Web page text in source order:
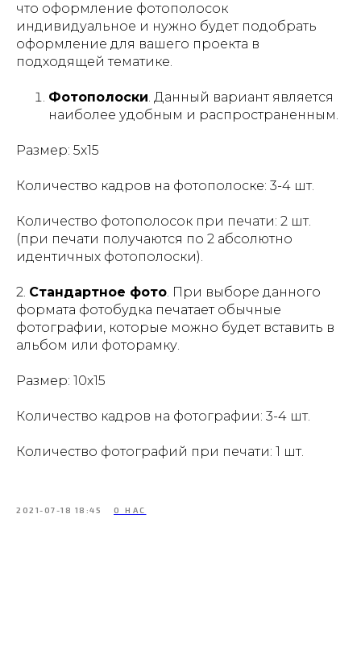
что оформление фотополосок
индивидуальное и нужно будет подобрать
оформление для вашего проекта в
подходящей тематике.
Фотополоски. Данный вариант является
наиболее удобным и распространенным.
Размер: 5х15
Количество кадров на фотополоске: 3-4 шт.
Количество фотополосок при печати: 2 шт.
(при печати получаются по 2 абсолютно
идентичных фотополоски).
2. Стандартное фото. При выборе данного
формата фотобудка печатает обычные
фотографии, которые можно будет вставить в
альбом или фоторамку.
Размер: 10х15
Количество кадров на фотографии: 3-4 шт.
Количество фотографий при печати: 1 шт.
2021-07-18 18:45 О НАС